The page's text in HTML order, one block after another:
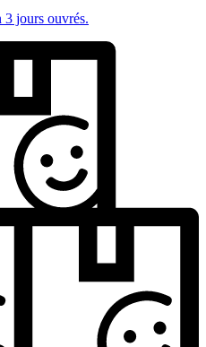
3 jours ouvrés.